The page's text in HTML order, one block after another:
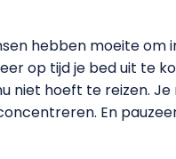
hebben moeite
op tijd je bed uit te
niet hoeft te reizen.
En